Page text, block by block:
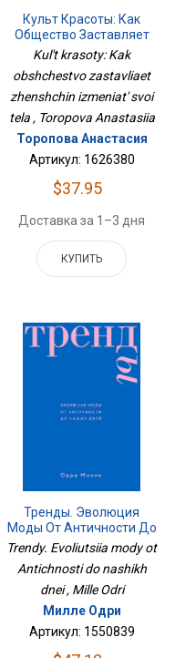
Культ Красоты: Как
Общество Заставляет
Женщин Изменять Свои
Kul't krasoty: Kak
obshchestvo zastavliaet
zhenshchin izmeniat' svoi
tela , Toropova Anastasiia
Торопова Анастасия
Артикул: 1626380
$37.95
Доставка за 1–3 дня
КУПИТЬ
Тренды. Эволюция
Моды От Античности До
Наших Дней
Trendy. Evoliutsiia mody ot
Antichnosti do nashikh
dnei , Mille Odri
Милле Одри
Артикул: 1550839